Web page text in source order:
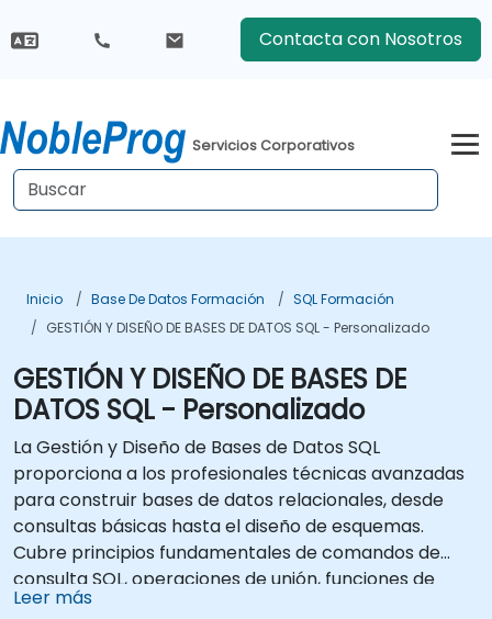
Contacta con Nosotros
Servicios Corporativos
Inicio Base De Datos Formación
SQL Formación
GESTIÓN Y DISEÑO DE BASES DE DATOS SQL - Personalizado
GESTIÓN Y DISEÑO DE BASES DE
DATOS SQL - Personalizado
La Gestión y Diseño de Bases de Datos SQL
proporciona a los profesionales técnicas avanzadas
para construir bases de datos relacionales, desde
consultas básicas hasta el diseño de esquemas.
Cubre principios fundamentales de comandos de
consulta SQL, operaciones de unión, funciones de
agregación y modelado de entidades y relaciones.
Leer más